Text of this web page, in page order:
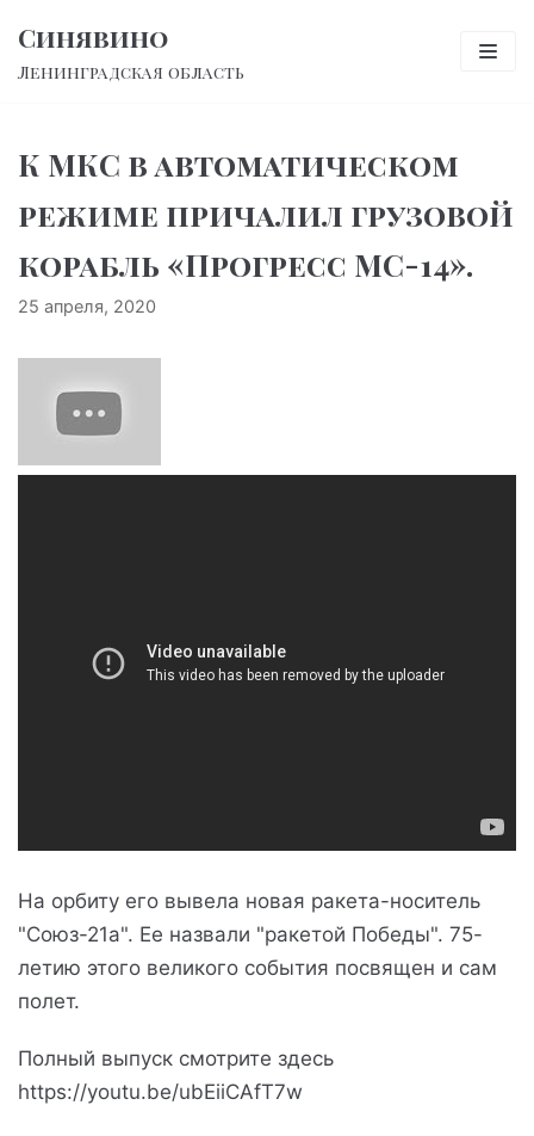
Перейти
к
Синявино
Ленинградская область
К МКС в автоматическом
режиме причалил грузовой
корабль «Прогресс МС-14».
25 апреля, 2020
На орбиту его вывела новая ракета-носитель
"Союз-21а". Ее назвали "ракетой Победы". 75-
летию этого великого события посвящен и сам
полет.
Полный выпуск смотрите здесь
https://youtu.be/ubEiiCAfT7w